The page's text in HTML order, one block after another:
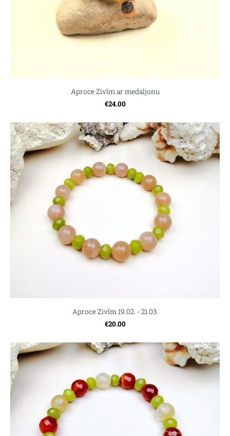
Aproce Zivīm ar medaljonu
€24.00
Aproce Zivīm 19.02. - 21.03.
€20.00